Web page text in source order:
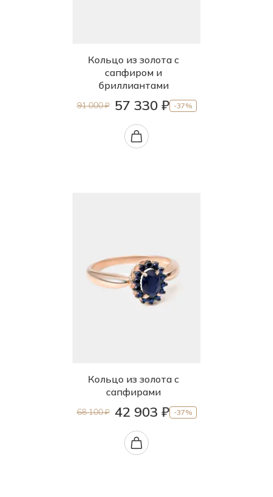
Кольцо из золота с
сапфиром и
бриллиантами
91 000 ₽ 57 330 ₽ -37%
Кольцо из золота с
сапфирами
68 100 ₽ 42 903 ₽ -37%